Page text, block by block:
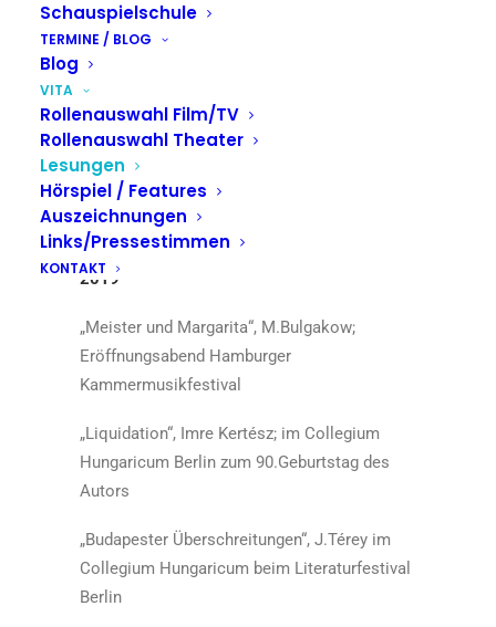
Schauspielschule
TERMINE / BLOG
Blog
VITA
Rollenauswahl Film/TV
Rollenauswahl Theater
Lesungen
Hörspiel / Features
Auszeichnungen
Links/Pressestimmen
KONTAKT
Hungaricum Berlin im Rahmen des
Literaturfestivals Berlin
„Münchhausen“, Bürger; Literatur- und
Musikfestival „Wege durch das Land“
„Dr. Jekyll und Mr.Hyde“, R.L.Stevenson;
zusammen mit dem Musiker J.Ambros;
Burgfestspiele Jagsthausen
2019
„Meister und Margarita“, M.Bulgakow;
Eröffnungsabend Hamburger
Kammermusikfestival
„Liquidation“, Imre Kertész; im Collegium
Hungaricum Berlin zum 90.Geburtstag des
Autors
„Budapester Überschreitungen“, J.Térey im
Collegium Hungaricum beim Literaturfestival
Berlin